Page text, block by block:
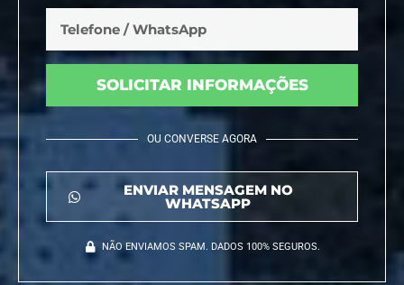
SOLICITAR INFORMAÇÕES
OU CONVERSE AGORA
ENVIAR MENSAGEM NO
WHATSAPP
NÃO ENVIAMOS SPAM. DADOS 100% SEGUROS.